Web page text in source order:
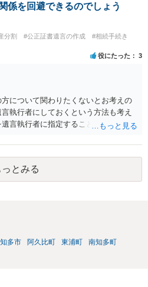
係を回避できるのでしょう
分割 #公正証書遺言の作成
#相続手続き
役にたった 3
について関わりたくないとお考えの
執行者にしておくという方法も考え
言執行者に指定することもできます
という方法もあります。 一度、弁護
めいたします。
っとみる
知多市 阿久比町 東浦町
南知多町